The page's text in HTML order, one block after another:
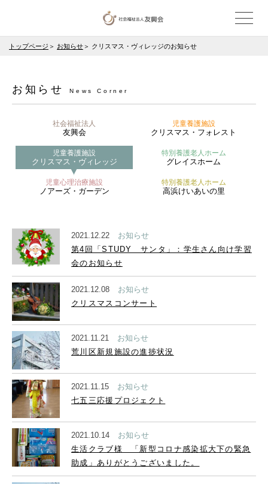
トップページ お知らせ クリスマス・ヴィレッジのお知らせ
お知らせ News Corner
社会福祉法人
友興会
児童養護施設
クリスマス・フォレスト
児童養護施設
クリスマス・ヴィレッジ
特別養護老人ホーム
グレイスホーム
児童心理治療施設
ノアーズ・ガーデン
特別養護老人ホーム
高浜けいあいの里
2021.12.22
お知らせ
第4回「STUDY サンタ」：学生さん向け学習
会のお知らせ
2021.12.08
お知らせ
クリスマスコンサート
2021.11.21
お知らせ
荒川区新規施設の進捗状況
2021.11.15
お知らせ
七五三応援プロジェクト
2021.10.14
お知らせ
生活クラブ様 「新型コロナ感染拡大下の緊急
助成」ありがとうございました。